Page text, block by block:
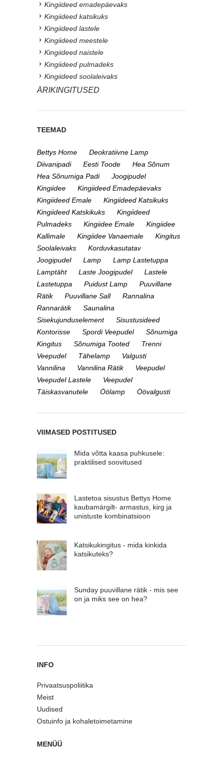
Kingiideed emadepäevaks
Kingiideed katsikuks
Kingiideed lastele
Kingiideed meestele
Kingiideed naistele
Kingiideed pulmadeks
Kingiideed soolaleivaks
ÄRIKINGITUSED
TEEMAD
Bettys Home
Deokratiivne Lamp
Diivanipadi
Eesti Toode
Hea Sõnum
Hea Sõnumiga Padi
Joogipudel
Kingiidee
Kingiideed Emadepäevaks
Kingiideed Emale
Kingiideed Katsikuks
Kingiideed Katskikuks
Kingiideed
Pulmadeks
Kingiidee Emale
Kingiidee
Kallimale
Kingiidee Vanaemale
Kingitus
Soolaleivaks
Korduvkasutatav
Joogipudel
Lamp
Lamp Lastetuppa
Lamptäht
Laste Joogipudel
Lastele
Lastetuppa
Puidust Lamp
Puuvillane
Rätik
Puuvillane Sall
Rannalina
Rannarätik
Saunalina
Sisekujunduselement
Sisustusideed
Kontorisse
Spordi Veepudel
Sõnumiga
Kingitus
Sõnumiga Tooted
Trenni
Veepudel
Tähelamp
Valgusti
Vannilina
Vannilina Rätik
Veepudel
Veepudel Lastele
Veepudel
Täiskasvanutele
Öölamp Öövalgusti
VIIMASED POSTITUSED
Mida võtta kaasa puhkusele:
praktilised soovitused
Lastetoa sisustus Bettys Home
kaubamärgilt- armastus, kirg ja
unistuste kombinatsioon
Katsikukingitus - mida kinkida
katsikuteks?
Sunday puuvillane rätik - mis see
on ja miks see on hea?
INFO
Privaatsuspoliitika
Meist
Uudised
Ostuinfo ja kohaletoimetamine
MENÜÜ